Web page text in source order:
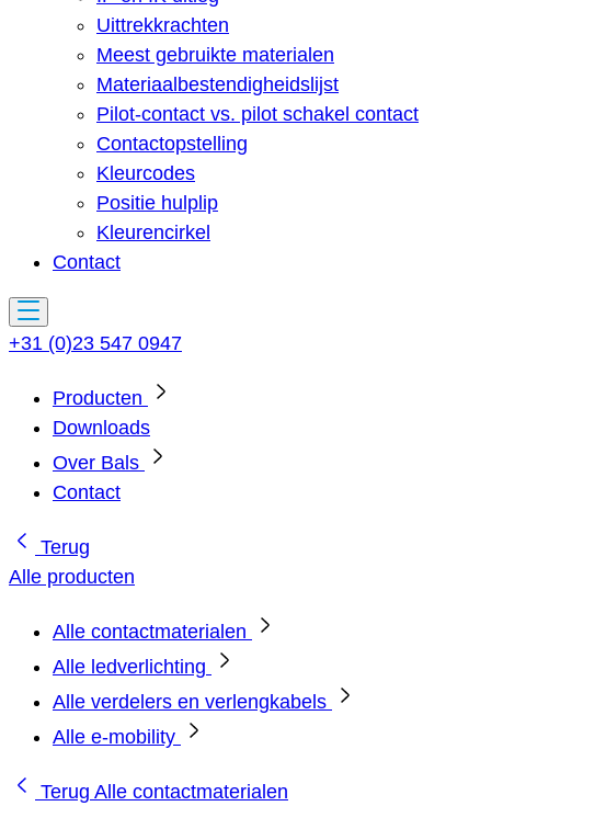
Uittrekkrachten
Meest gebruikte materialen
Materiaalbestendigheidslijst
Pilot-contact vs. pilot schakel contact
Contactopstelling
Kleurcodes
Positie hulplip
Kleurencirkel
Contact
+31 (0)23 547 0947
Producten
Downloads
Over Bals
Contact
Terug
Alle producten
Alle contactmaterialen
Alle ledverlichting
Alle verdelers en verlengkabels
Alle e-mobility
Terug Alle contactmaterialen